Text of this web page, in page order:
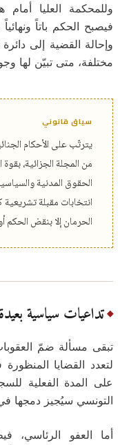
وللمحكمة العليا
فيصبح الحكم باتاً
وإحالة القضية إلى
مختلفة، متى تبيّن لها
سياق قانوني
من المجلة الجزائية،
الحقوق المدنية
انتخابات مقبلة تشريعية
الحرمان إلا بنقض
تداعيات سياسية
تبقى مسألة ضمّ
لتعدد القضايا
على المدة الفعلية
التونسي سيُجيز دمجها في
أما العفو الرئاسي،